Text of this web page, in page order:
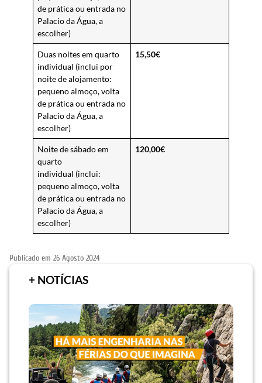
de prática ou entrada no
Palacio da Água, a
escolher)
Duas noites em quarto
individual (inclui por
noite de alojamento:
pequeno almoço, volta
de prática ou entrada no
Palacio da Água, a
escolher)
15,50€
Noite de sábado em
quarto
individual (inclui:
pequeno almoço, volta
de prática ou entrada no
Palacio da Água, a
escolher)
120,00€
Publicado em 26 Agosto 2024
+ NOTÍCIAS